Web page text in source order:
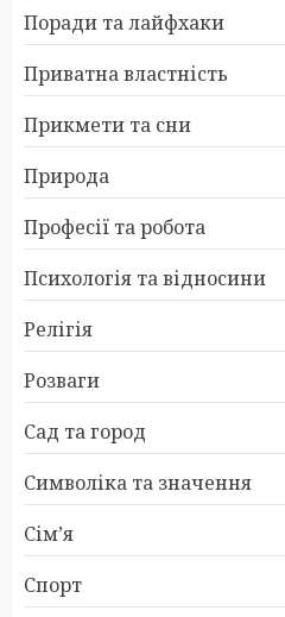
Поради та лайфхаки
Приватна властність
Прикмети та сни
Природа
Професії та робота
Психологія та відносини
Релігія
Розваги
Сад та город
Символіка та значення
Сім’я
Спорт